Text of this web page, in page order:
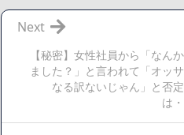
【画像】さくまあきら「桃
【愕然】ワイ「豚バラ220g
調べたろww(2割3割減った
果・・・・・・・・・・・・
【悲報】ジェネリック医薬
【秘密】女性社員から「なん
ました？」と言われて「オッ
なる訳ないじゃん」と否
は
Next